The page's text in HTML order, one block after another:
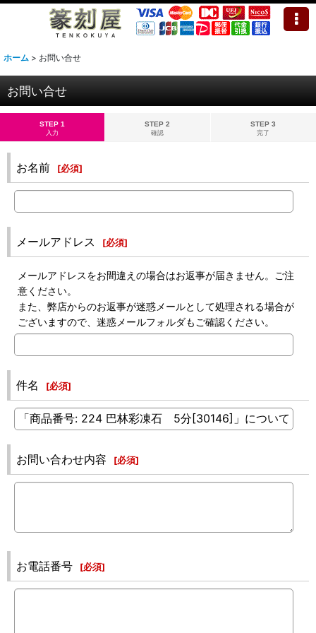
ホーム > お問い合せ
お問い合せ
STEP 1
入力
STEP 2
確認
STEP 3
完了
お名前 [必須]
メールアドレス [必須]
メールアドレスをお間違えの場合はお返事が届きません。ご注
意ください。
また、弊店からのお返事が迷惑メールとして処理される場合が
ございますので、迷惑メールフォルダもご確認ください。
件名 [必須]
お問い合わせ内容 [必須]
お電話番号 [必須]